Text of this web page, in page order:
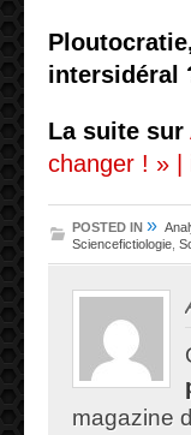
intersidéral
La suite sur
changer ! » |
POSTED IN »
Sciencefictiologie
magazine